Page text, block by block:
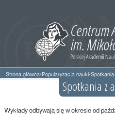
Strona główna/ Popularyzacja nauki/Spotkania
Spotkania z
Wykłady odbywają się w okresie od